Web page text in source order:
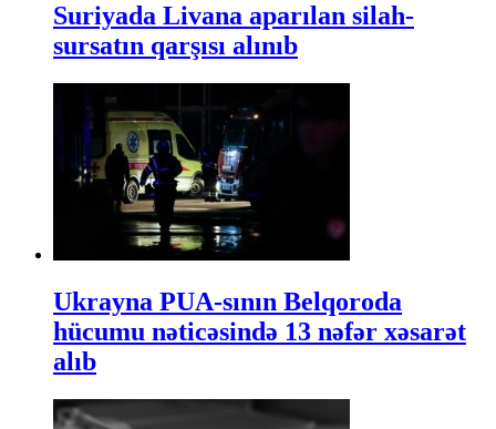
Suriyada Livana aparılan silah-
sursatın qarşısı alınıb
Ukrayna PUA-sının Belqoroda
hücumu nəticəsində 13 nəfər xəsarət
alıb